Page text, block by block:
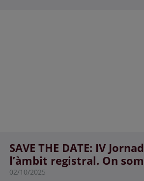
SAVE THE DATE: IV
l’àmbit registral. On
després de la Llei
02/10/2025